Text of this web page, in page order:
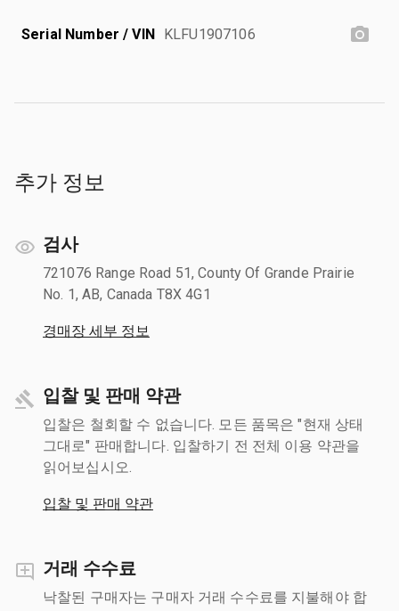
Serial Number / VIN KLFU1907106
추가 정보
검사
721076 Range Road 51, County Of Grande Prairie
No. 1, AB, Canada T8X 4G1
경매장 세부 정보
입찰 및 판매 약관
입찰은 철회할 수 없습니다. 모든 품목은 "현재 상태
그대로" 판매합니다. 입찰하기 전 전체 이용 약관을
읽어보십시오.
입찰 및 판매 약관
거래 수수료
낙찰된 구매자는 구매자 거래 수수료를 지불해야 합